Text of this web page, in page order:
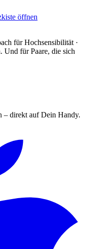
öffnen
für Hochsensibilität ·
Und für Paare, die sich
– direkt auf Dein Handy.